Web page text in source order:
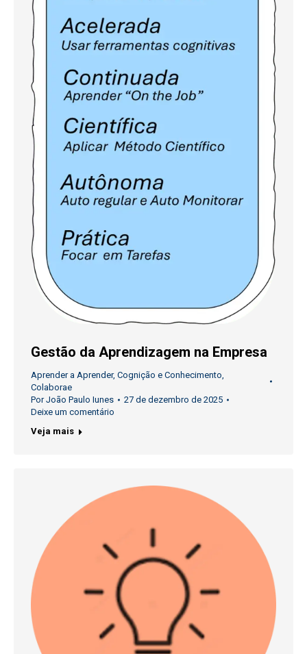
Gestão da Aprendizagem na Empresa
Aprender a Aprender, Cognição e Conhecimento,
Colaborae
PorJoão Paulo Iunes
27 de dezembro de 2025
Deixe um comentário
Veja mais